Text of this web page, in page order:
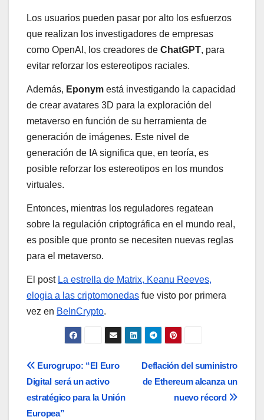
Los usuarios pueden pasar por alto los esfuerzos
que realizan los investigadores de empresas
como OpenAI, los creadores de ChatGPT, para
evitar reforzar los estereotipos raciales.
Además, Eponym está investigando la capacidad
de crear avatares 3D para la exploración del
metaverso en función de su herramienta de
generación de imágenes. Este nivel de
generación de IA significa que, en teoría, es
posible reforzar los estereotipos en los mundos
virtuales.
Entonces, mientras los reguladores regatean
sobre la regulación criptográfica en el mundo real,
es posible que pronto se necesiten nuevas reglas
para el metaverso.
El post La estrella de Matrix, Keanu Reeves,
elogia a las criptomonedas fue visto por primera
vez en BeInCrypto.
Navegación
de
Deflación del suministro
de Ethereum alcanza un
nuevo récord
Eurogrupo: “El Euro
Digital será un activo
estratégico para la Unión
Europea”